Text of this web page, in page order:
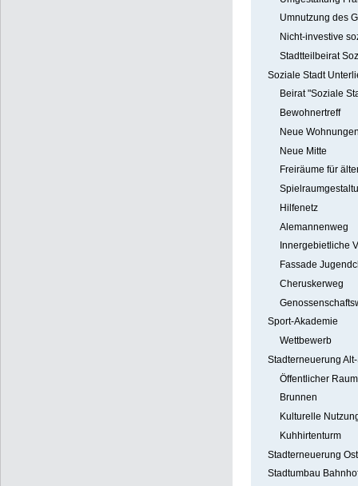
Umnutzung des
Nicht-investive
Stadtteilbeirat
Soziale Stadt
Beirat "Soziale
Bewohnertreff
Neue
Neue Mitte
Freiräume für
Hilfenetz
Alemannenweg
Innergebietliche
Fassade
Cheruskerweg
Sport-Akademie
Wettbewerb
Stadterneuerung
Öffentlicher Raum
Brunnen
Kulturelle
Kuhhirtenturm
Stadterneuerung
Stadtumbau